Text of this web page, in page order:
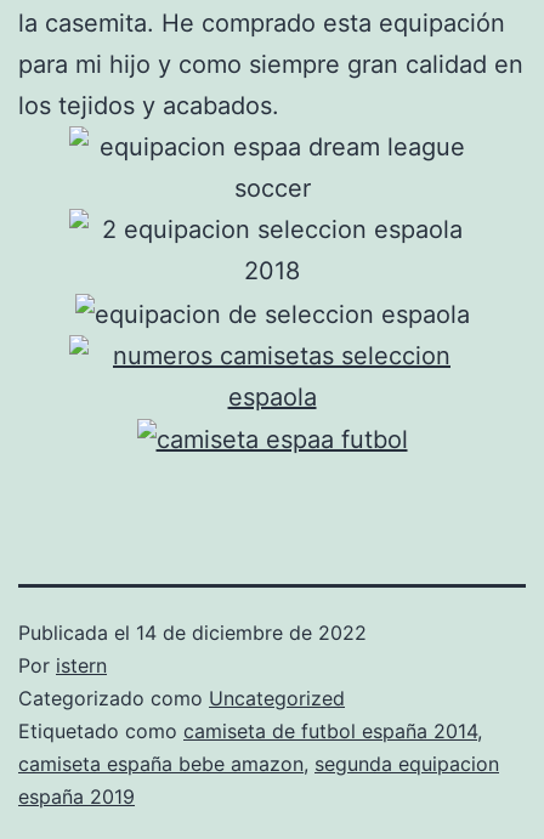
la casemita. He comprado esta equipación
para mi hijo y como siempre gran calidad en
los tejidos y acabados.
Publicada el 14 de diciembre de 2022
Por istern
Categorizado como Uncategorized
Etiquetado como camiseta de futbol españa 2014,
camiseta españa bebe amazon, segunda equipacion
españa 2019